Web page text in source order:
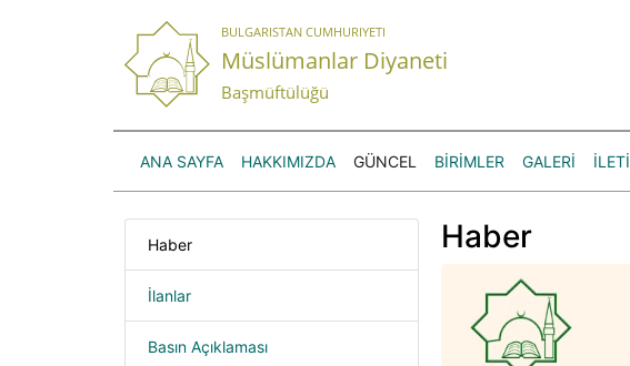
BULGARISTAN CUMHURIYETI
Müslümanlar Diyaneti
Başmüftülüğü
ANA SAYFA HAKKIMIZDA GÜNCEL BİRİMLER GALERİ
Haber
İlanlar
Basın Açıklaması
Haber